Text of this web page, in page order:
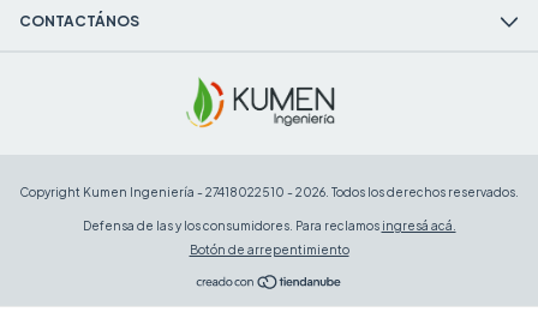
CONTACTÁNOS
Copyright Kumen Ingeniería - 27418022510 - 2026. Todos los derechos reservados.
Defensa de las y los consumidores. Para reclamos ingresá acá.
Botón de arrepentimiento